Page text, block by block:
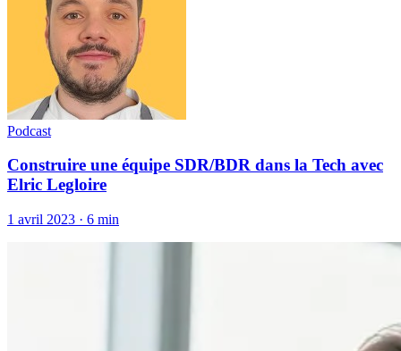
Podcast
Construire une équipe SDR/BDR dans la Tech avec
Elric Legloire
1 avril 2023 · 6 min